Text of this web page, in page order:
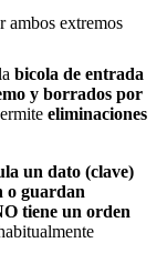
ambos extremos
bicola de entrada
y borrados por
eliminaciones
un dato (clave)
o guardan
tiene un orden